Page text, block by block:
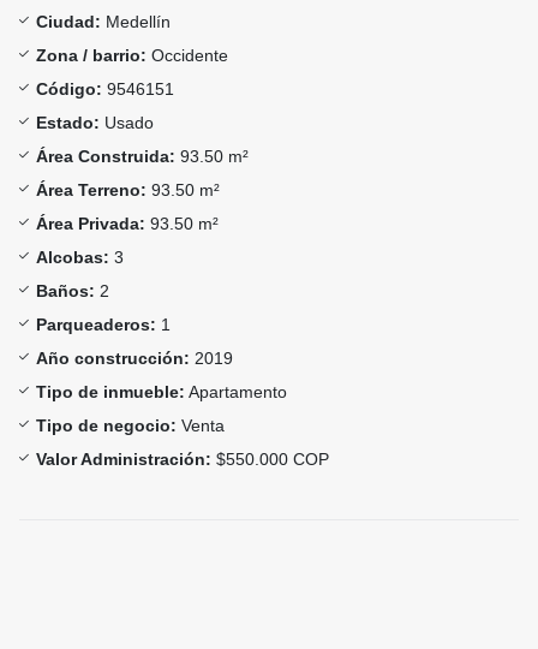
Ciudad: Medellín
Zona / barrio: Occidente
Código: 9546151
Estado: Usado
Área Construida: 93.50 m²
Área Terreno: 93.50 m²
Área Privada: 93.50 m²
Alcobas: 3
Baños: 2
Parqueaderos: 1
Año construcción: 2019
Tipo de inmueble: Apartamento
Tipo de negocio: Venta
Valor Administración: $550.000 COP